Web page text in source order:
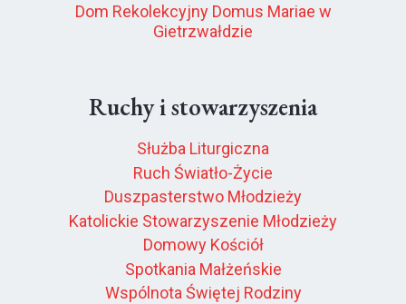
Dom Rekolekcyjny Domus Mariae w
Gietrzwałdzie
Ruchy i stowarzyszenia
Służba Liturgiczna
Ruch Światło-Życie
Duszpasterstwo Młodzieży
Katolickie Stowarzyszenie Młodzieży
Domowy Kościół
Spotkania Małżeńskie
Wspólnota Świętej Rodziny